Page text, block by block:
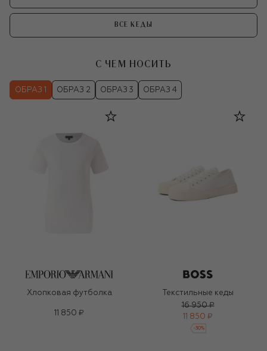
ВСЕ КЕДЫ
С ЧЕМ НОСИТЬ
ОБРАЗ 1 ОБРАЗ 2 ОБРАЗ 3 ОБРАЗ 4
Хлопковая футболка
11 850 ₽
Текстильные кеды
16 950 ₽
11 850 ₽
-30%